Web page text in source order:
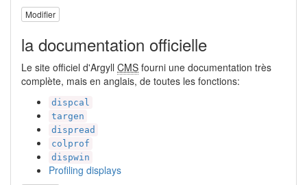
Modifier
la documentation officielle
Le site officiel d'Argyll CMS fourni une documentation très
complète, mais en anglais, de toutes les fonctions:
dispcal
targen
dispread
colprof
dispwin
Profiling displays